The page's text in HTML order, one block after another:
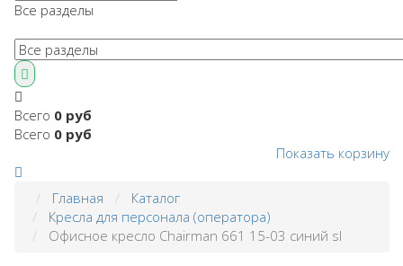
Все разделы
Всего 0 руб
Всего 0 руб
Показать корзину
Главная
Каталог
Кресла для персонала (оператора)
Офисное кресло Chairman 661 15-03 синий sl